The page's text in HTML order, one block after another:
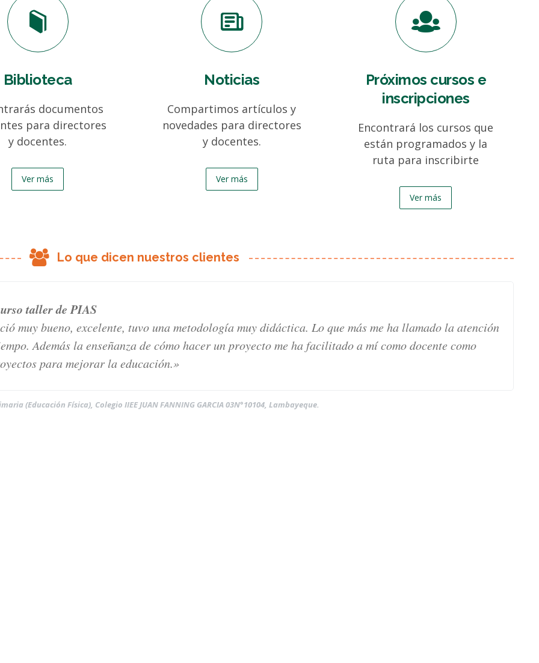
Biblioteca
documentos
para directores
y docentes.
Ver más
Noticias
Compartimos artículos y
novedades para directores
y docentes.
Ver más
Próximos cursos e
inscripciones
Encontrará los cursos que
están programados y la
ruta para inscribirte
Ver más
Lo que dicen nuestros clientes
taller de PIAS
muy bueno, excelente, tuvo una metodología muy didáctica. Lo que más me ha llamado la atención
Además la enseñanza de cómo hacer un proyecto me ha facilitado a mí como docente como
para mejorar la educación.»
(Educación Física), Colegio IIEE JUAN FANNING GARCIA 03N°10104, Lambayeque.